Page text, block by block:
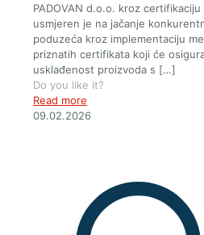
PADOVAN d.o.o. kroz certifikaciju
usmjeren je na jačanje
poduzeća kroz implementaciju
priznatih certifikata koji će
usklađenost proizvoda s […]
Do you like it?
Read more
09.02.2026